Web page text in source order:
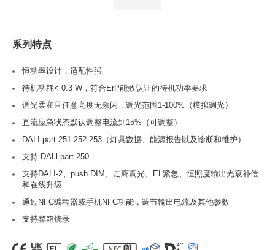
系列特点
恒功率设计，适配性强
待机功耗< 0.3 W，符合ErP能效认证的待机功率要求
调光柔和且任意亮度无频闪，调光范围1-100%（模拟调光）
直流应急状态默认调整电流到15%（可调整）
DALI part 251 252 253（灯具数据、能源报告以及诊断和维护）
支持 DALl part 250
支持DALI-2、push DIM、走廊调光、EL紧急、恒照度输出光衰补偿
和在线升级
通过NFC编程器或手机NFC功能，调节输出电流及其他参数
支持整箱烧录